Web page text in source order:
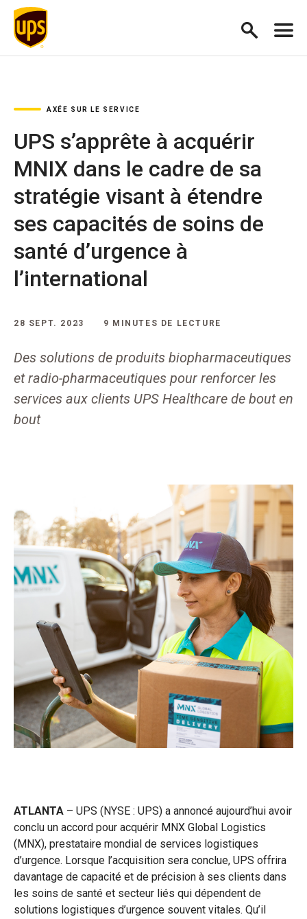
AXÉE SUR LE SERVICE
UPS s’apprête à acquérir
MNIX dans le cadre de sa
stratégie visant à étendre
ses capacités de soins de
santé d’urgence à
l’international
28 SEPT. 2023 9 MINUTES DE LECTURE
Des solutions de produits biopharmaceutiques
et radio-pharmaceutiques pour renforcer les
services aux clients UPS Healthcare de bout en
bout
ATLANTA – UPS (NYSE : UPS) a annoncé aujourd’hui avoir
conclu un accord pour acquérir MNX Global Logistics
(MNX), prestataire mondial de services logistiques
d’urgence. Lorsque l’acquisition sera conclue, UPS offrira
davantage de capacité et de précision à ses clients dans
les soins de santé et secteur liés qui dépendent de
solutions logistiques d’urgence souvent vitales. Qu’il